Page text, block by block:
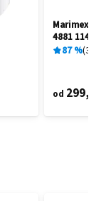
Marimex
4881
87% 3
od